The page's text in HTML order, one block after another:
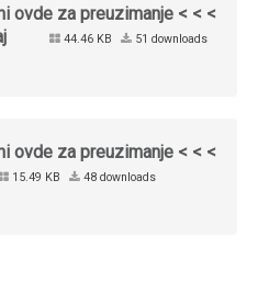
ovde za preuzimanje < < <
44.46 KB 51 downloads
ovde za preuzimanje < < <
15.49 KB 48 downloads